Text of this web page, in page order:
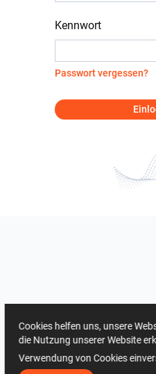
Kennwort
Passwort vergessen?
Cookies helfen uns, unsere
die Nutzung unserer Website
Verwendung von Cookies